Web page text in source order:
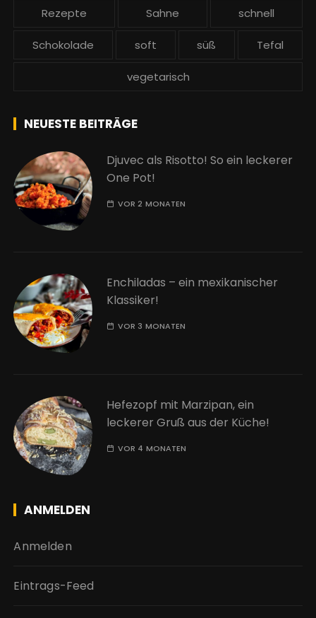
Rezepte Sahne schnell
Schokolade soft süß Tefal
vegetarisch
NEUESTE BEITRÄGE
Djuvec als Risotto! So ein leckerer
One Pot!
VOR 2 MONATEN
Enchiladas – ein mexikanischer
Klassiker!
VOR 3 MONATEN
Hefezopf mit Marzipan, ein
leckerer Gruß aus der Küche!
VOR 4 MONATEN
ANMELDEN
Anmelden
Eintrags-Feed